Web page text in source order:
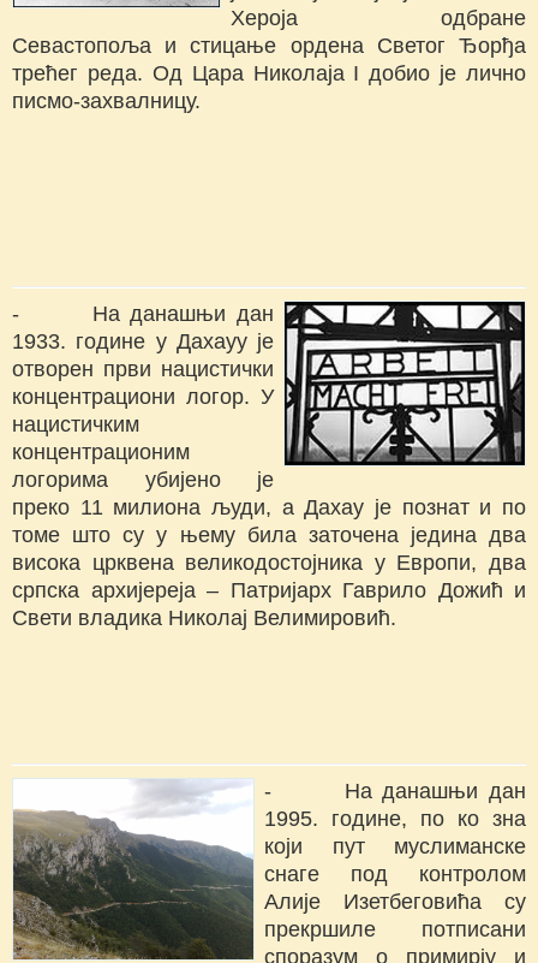
Хероја одбране
Севастопоља и стицање ордена Светог Ђорђа
трећег реда. Од Цара Николаја I добио је лично
писмо-захвалницу.
- На данашњи дан
1933. године у Дахауу је
отворен први нацистички
концентрациони логор. У
нацистичким
концентрационим
логорима убијено је
преко 11 милиона људи, а Дахау је познат и по
томе што су у њему била заточена једина два
висока црквена великодостојника у Европи, два
српска архијереја – Патријарх Гаврило Дожић и
Свети владика Николај Велимировић.
- На данашњи дан
1995. године, по ко зна
који пут муслиманске
снаге под контролом
Алије Изетбеговића су
прекршиле потписани
споразум о примирју и